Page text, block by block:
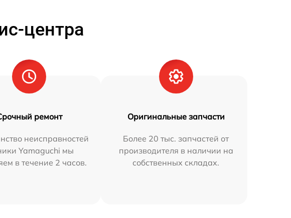
центра
ремонт
неисправностей
Yamaguchi мы
в течение 2 часов.
Оригинальные запчасти
Более 20 тыс. запчастей от
производителя в наличии на
собственных складах.